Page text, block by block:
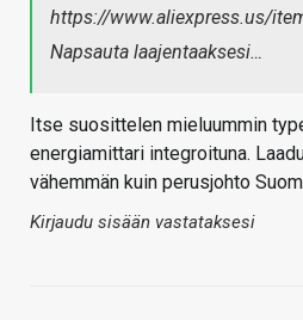
https://www.aliexpress.us/
Napsauta laajentaaksesi…
Itse suosittelen mieluummin
energiamittari integroituna.
vähemmän kuin perusjohto
Kirjaudu sisään vastataksesi